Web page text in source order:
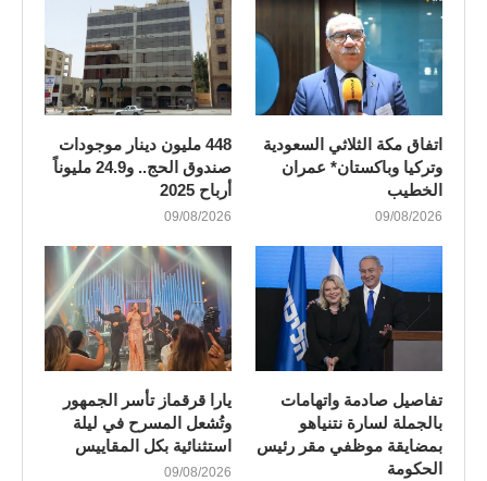
اتفاق مكة الثلاثي السعودية
وتركيا وباكستان* عمران
الخطيب
09/08/2026
448 مليون دينار موجودات
صندوق الحج.. و24.9 مليوناً
أرباح 2025
09/08/2026
تفاصيل صادمة واتهامات
بالجملة لسارة نتنياهو
بمضايقة موظفي مقر رئيس
الحكومة
يارا قرقماز تأسر الجمهور
وتُشعل المسرح في ليلة
استثنائية بكل المقاييس
09/08/2026